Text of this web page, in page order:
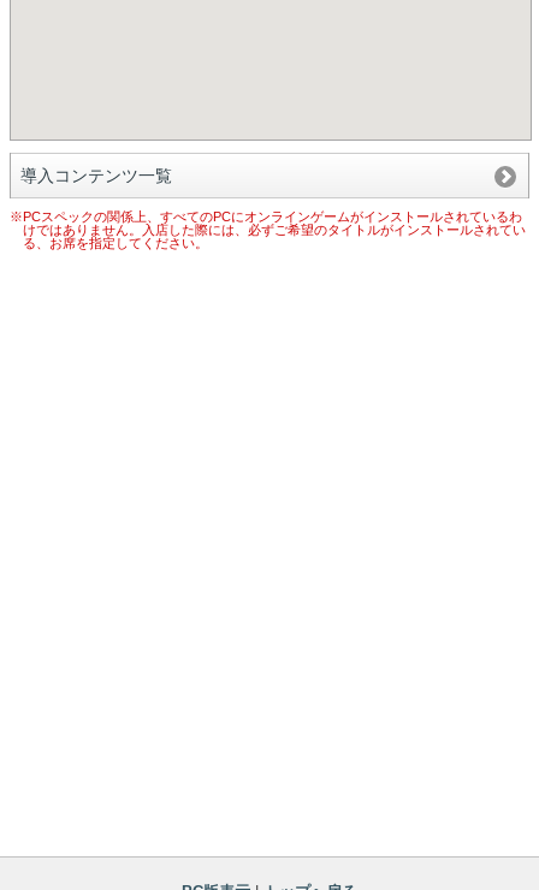
導入コンテンツ一覧
※PCスペックの関係上、すべてのPCにオンラインゲームがインストールされているわ
けではありません。入店した際には、必ずご希望のタイトルがインストールされてい
る、お席を指定してください。